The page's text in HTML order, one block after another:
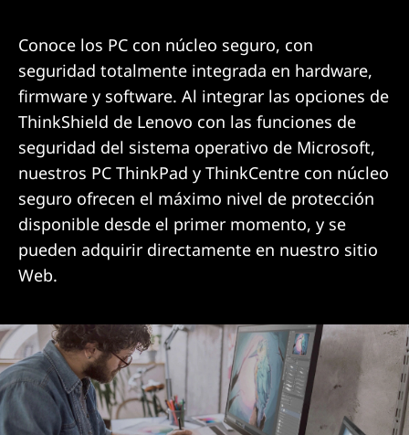
Conoce los PC con núcleo seguro, con
seguridad totalmente integrada en hardware,
firmware y software. Al integrar las opciones de
ThinkShield de Lenovo con las funciones de
seguridad del sistema operativo de Microsoft,
nuestros PC ThinkPad y ThinkCentre con núcleo
seguro ofrecen el máximo nivel de protección
disponible desde el primer momento, y se
pueden adquirir directamente en nuestro sitio
Web.